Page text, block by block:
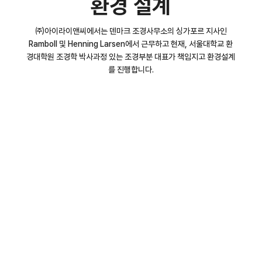
환경 설계
㈜아이라이앤씨에서는 덴마크 조경사무소의 싱가포르 지사인
Ramboll 및 Henning Larsen에서 근무하고 현재, 서울대학교 환
경대학원 조경학 박사과정 있는 조경부분 대표가 책임지고 환경설계
를 진행합니다.